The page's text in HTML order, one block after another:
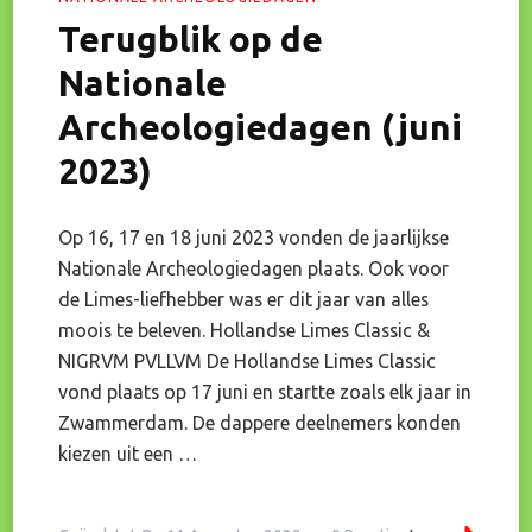
Terugblik op de
Nationale
Archeologiedagen (juni
2023)
Op 16, 17 en 18 juni 2023 vonden de jaarlijkse
Nationale Archeologiedagen plaats. Ook voor
de Limes-liefhebber was er dit jaar van alles
moois te beleven. Hollandse Limes Classic &
NIGRVM PVLLVM De Hollandse Limes Classic
vond plaats op 17 juni en startte zoals elk jaar in
Zwammerdam. De dappere deelnemers konden
kiezen uit een …